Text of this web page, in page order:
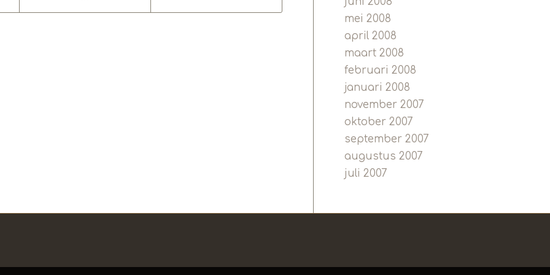
mei 2008
april 2008
maart 2008
februari 2008
januari 2008
november 2007
oktober 2007
september 2007
augustus 2007
juli 2007